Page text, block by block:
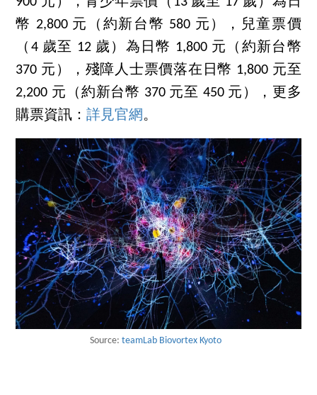
幣 2,800 元（約新台幣 580 元），兒童票價
（4 歲至 12 歲）為日幣 1,800 元（約新台幣
370 元），殘障人士票價落在日幣 1,800 元至
2,200 元（約新台幣 370 元至 450 元），更多
購票資訊：詳見官網 。
Source: teamLab Biovortex Kyoto